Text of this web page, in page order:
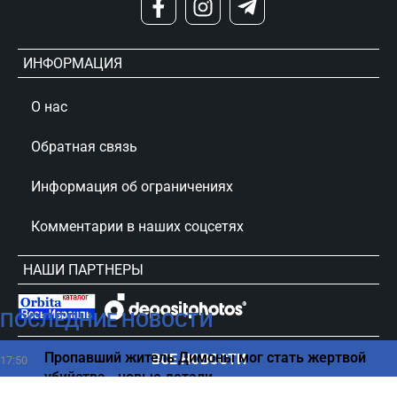
ПОСЛЕДНИЕ НОВОСТИ
17:50
Пропавший житель Димоны мог стать жертвой
убийства - новые детали
ВСЕ НОВОСТИ
ИНФОРМАЦИЯ
О нас
Обратная связь
Информация об ограничениях
Комментарии в наших соцсетях
НАШИ ПАРТНЕРЫ
сursorinfo.co.il © Все права защищены